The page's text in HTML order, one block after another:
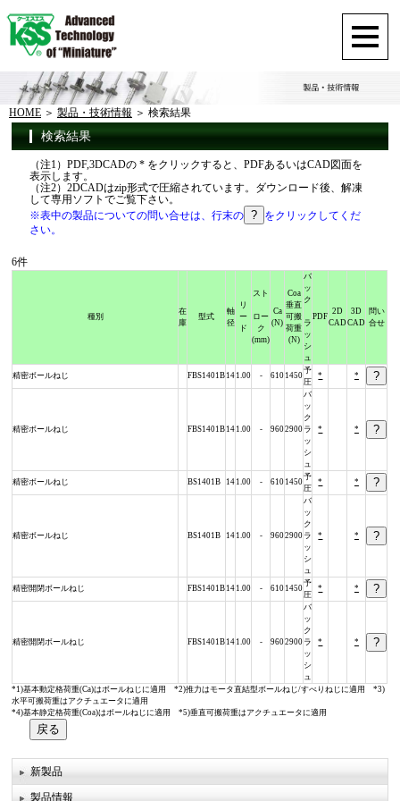
HOME 製品・技術情報 検索結果
検索結果
（注1）PDF,3DCADの * をクリックすると、PDFあるいはCAD図面を
表示します。
（注2）2DCADはzip形式で圧縮されています。ダウンロード後、解凍
して専用ソフトでご覧下さい。
※表中の製品についての問い合せは、行末の
をクリックしてくだ
さい。
6件
*1)基本動定格荷重(Ca)はボールねじに適用 *2)推力はモータ直結型ボールねじ/すべりねじに適用 *3)
水平可搬荷重はアクチュエータに適用
*4)基本静定格荷重(Coa)はボールねじに適用 *5)垂直可搬荷重はアクチュエータに適用
種別
在
庫
型式
軸
径
リ
ー
ド
スト
ロー
ク
(mm)
Ca
(N)
Coa
垂直
可搬
荷重
(N)
バ
ッ
ク
ラ
ッ
シ
ュ
PDF
2D
CAD
3D
CAD
問い
合せ
精密ボールねじ FBS1401B 14 1.00 - 610 1450
予
圧
* *
精密ボールねじ FBS1401B 14 1.00 - 9602900
バ
ッ
ク
ラ
ッ
シ
ュ
* *
精密ボールねじ BS1401B 14 1.00 - 610 1450
予
圧
* *
精密ボールねじ BS1401B 14 1.00 - 9602900
バ
ッ
ク
ラ
ッ
シ
ュ
* *
精密開閉ボールねじ FBS1401B 14 1.00 - 610 1450
予
圧
* *
精密開閉ボールねじ FBS1401B 14 1.00 - 9602900
バ
ッ
ク
ラ
ッ
シ
ュ
* *
新製品
製品情報